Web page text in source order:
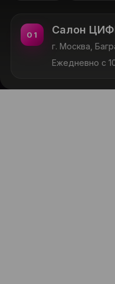
01 Салон
г. Москва,
Ежедневно с